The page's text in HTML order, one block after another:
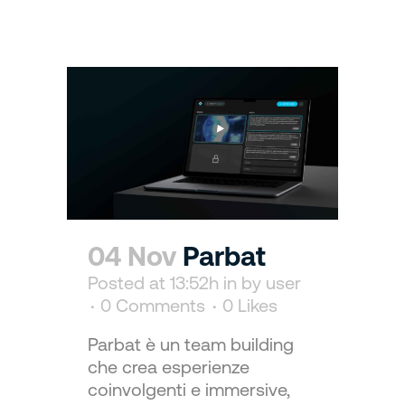
04 Nov Parbat
Posted at 13:52h in by user
0 Comments
0 Likes
Parbat è un team building
che crea esperienze
coinvolgenti e immersive,